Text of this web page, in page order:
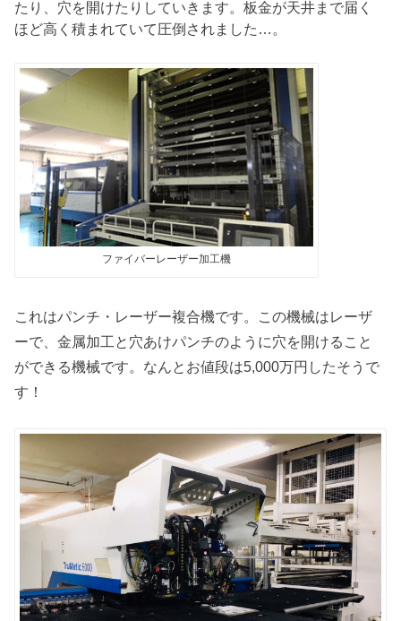
たり、穴を開けたりしていきます。板金が天井まで届く
ほど高く積まれていて圧倒されました…。
ファイバーレーザー加工機
これはパンチ・レーザー複合機です。この機械はレーザ
ーで、金属加工と穴あけパンチのように穴を開けること
ができる機械です。なんとお値段は5,000万円したそうで
す！